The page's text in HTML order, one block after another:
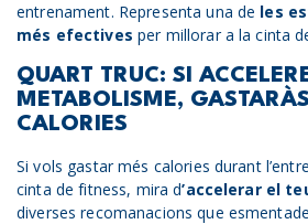
entrenament. Representa una de les
més efectives per millorar a la cinta
QUART TRUC: SI
METABOLISME,
CALORIES
Si vols gastar més calories durant
cinta de fitness, mira d’accelerar el
diverses recomanacions que